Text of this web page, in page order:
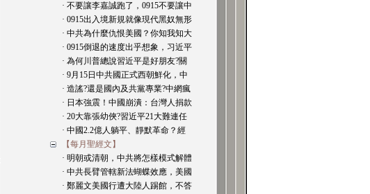
· 不要讓李嘉誠跑了，0915不要讓中
· 0915出入境新規就像現代黑奴無形
· 中共為什麼仇恨美國？你知我知大
· 0915倒退的速度出乎想象，习近平
· 為何川普總說習近平是好朋友?關
· 9月15日中共國正式西朝鮮化，中
· 造謠?還是國內及共黨專業?中網瘋
· 日本強震！中國崩潰：台灣人捐款
· 20大靠張幼俠?習近平21大難連任
· 中國2.2億人躺平、靜默革命？經
【每月聖經文】
· 明朝或清朝，中共將怎樣模式解體
· 中共長臂管轄新法蝴蝶效應，美國
· 鄭麗文美國行遭大陸人踢館，不答